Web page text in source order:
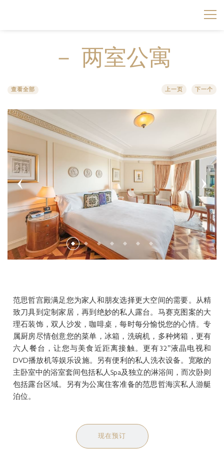
阳台客房
高级套房
豪华套房
观湖套房
水景套房
2 BEDROOM WITH POOL CONDOMINIUM
2 BEDROOM ROOFTOP CONDOMINIUM
3 BEDROOM PLUNGE POOL CONDOMINIUM
－三室公寓
3 BEDROOM ROOFTOP CONDOMINIUM
IL BAROCCO 餐厅
LE JARDIN 酒廊
会议与活动
LE MEDUSA 宴会厅
LA FINESTRA 宴会厅
THE BOARDROOM 黄金海岸范思哲宫殿董事会厅
婚宴
优选套餐
水疗与健身中心
五星级的服务与设施
GALLERY
－ 两室公寓
查看全部 下一个
上一页
范思哲宫殿满足您为家人和朋友选择更大空间的需要。从精
致刀具到定制家居，再到绝妙的私人露台。马赛克图案的大
理石装饰，双人沙发，咖啡桌，每时每分愉悦您的心情。专
属厨房尽情创意您的菜单，冰箱，洗碗机，多种烤箱，更有
六人餐台，让您与美食近距离接触。更有32’’液晶电视和
DVD播放机等娱乐设施。另有便利的私人洗衣设备。宽敞的
主卧室中的浴室套间包括私人Spa及独立的淋浴间，而次卧则
包括露台区域。另有为公寓住客准备的范思哲海滨私人游艇
泊位。
现在预订